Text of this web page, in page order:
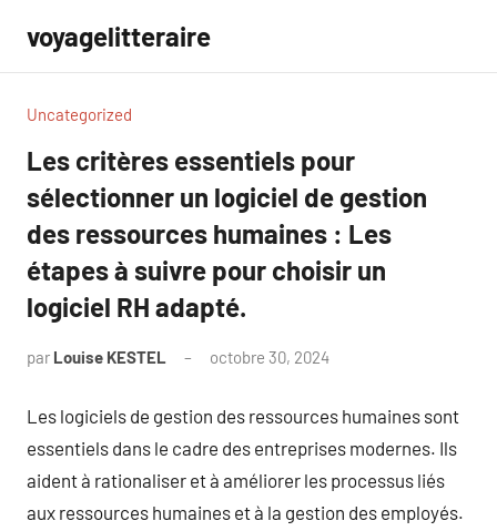
contenu
voyagelitteraire
Uncategorized
Les critères essentiels pour
sélectionner un logiciel de gestion
des ressources humaines : Les
étapes à suivre pour choisir un
logiciel RH adapté.
par Louise KESTEL octobre 30, 2024
Les logiciels de gestion des ressources humaines sont
essentiels dans le cadre des entreprises modernes. Ils
aident à rationaliser et à améliorer les processus liés
aux ressources humaines et à la gestion des employés.